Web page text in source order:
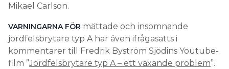
Mikael Carlson.
VARNINGARNA FÖR mättade och insomnande
jordfelsbrytare typ A har även ifrågasatts i
kommentarer till Fredrik Byström Sjödins Youtube-
film ”Jordfelsbrytare typ A – ett växande problem”.